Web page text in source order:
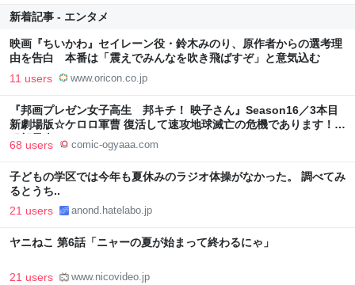
新着記事 - エンタメ
映画『ちいかわ』セイレーン役・鈴木みのり、原作者からの選考理
由を告白 本番は「震えでみんなを吹き飛ばすぞ」と意気込む
11 users www.oricon.co.jp
『邦画プレゼン女子高生 邦キチ！ 映子さん』Season16／3本目
新劇場版☆ケロロ軍曹 復活して速攻地球滅亡の危機であります！ -
服部昇大 | COMIC OGYAAA!!
68 users comic-ogyaaa.com
子どもの学区では今年も夏休みのラジオ体操がなかった。 調べてみ
るとうち..
21 users anond.hatelabo.jp
ヤニねこ 第6話「ニャーの夏が始まって終わるにゃ」
21 users www.nicovideo.jp